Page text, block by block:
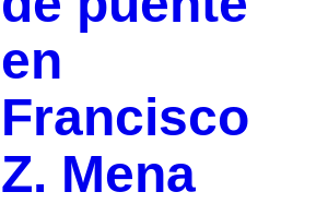
en
Francisco
Z. Mena